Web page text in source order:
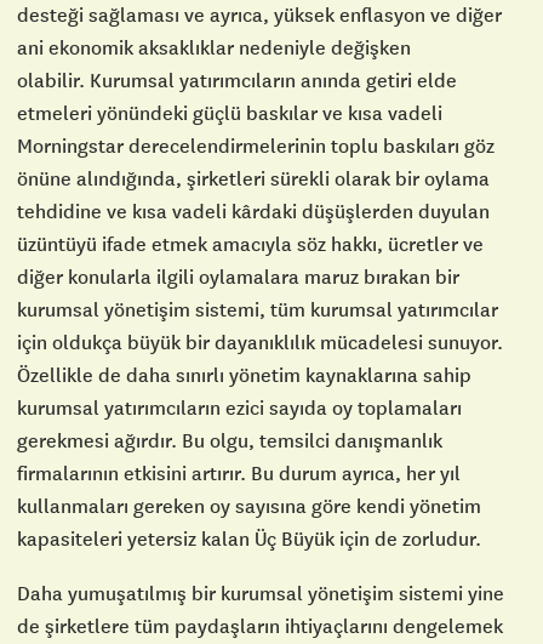
desteği sağlaması ve ayrıca, yüksek enflasyon ve diğer
ani ekonomik aksaklıklar nedeniyle değişken
olabilir. Kurumsal yatırımcıların anında getiri elde
etmeleri yönündeki güçlü baskılar ve kısa vadeli
Morningstar derecelendirmelerinin toplu baskıları göz
önüne alındığında, şirketleri sürekli olarak bir oylama
tehdidine ve kısa vadeli kârdaki düşüşlerden duyulan
üzüntüyü ifade etmek amacıyla söz hakkı, ücretler ve
diğer konularla ilgili oylamalara maruz bırakan bir
kurumsal yönetişim sistemi, tüm kurumsal yatırımcılar
için oldukça büyük bir dayanıklılık mücadelesi sunuyor.
Özellikle de daha sınırlı yönetim kaynaklarına sahip
kurumsal yatırımcıların ezici sayıda oy toplamaları
gerekmesi ağırdır. Bu olgu, temsilci danışmanlık
firmalarının etkisini artırır. Bu durum ayrıca, her yıl
kullanmaları gereken oy sayısına göre kendi yönetim
kapasiteleri yetersiz kalan Üç Büyük için de zorludur.
Daha yumuşatılmış bir kurumsal yönetişim sistemi yine
de şirketlere tüm paydaşların ihtiyaçlarını dengelemek